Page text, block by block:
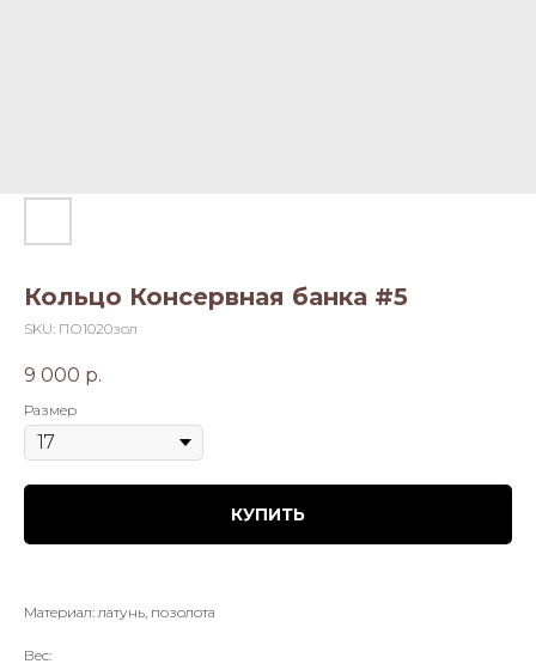
Кольцо Консервная банка #5
SKU: ПО1020зол
9 000 р.
Размер
КУПИТЬ
Материал: латунь, позолота
Вес: